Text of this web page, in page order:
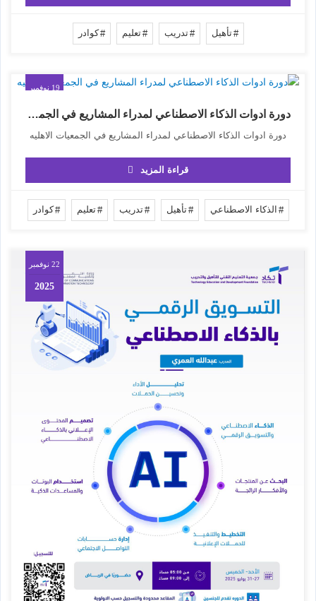
تأهيل تدريب تعليم كوادر
19 نوفمبر
2025دورة ادوات الذكاء الاصطناعي لمدراء المشاريع في الجمعيات الاهليه
دورة ادوات الذكاء الاصطناعي لمدراء المشاريع في الجمعيات الاهليه
قراءة المزيد
الذكاء الاصطناعي تأهيل تدريب تعليم كوادر
22 نوفمبر
2025